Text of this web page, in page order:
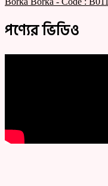
পণ্যের ভিডিও